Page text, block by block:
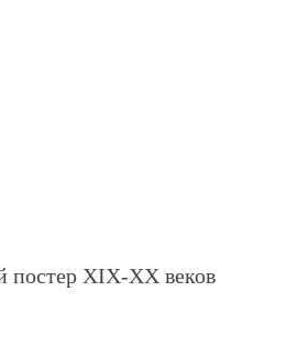
постер XIX-XX веков